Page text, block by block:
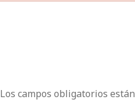
Los campos obligatorios están